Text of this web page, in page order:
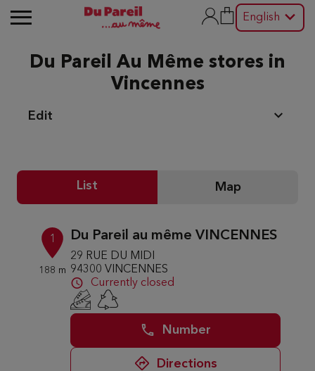
English
Du Pareil Au Même stores in
Vincennes
Edit
List Map
1
188 m
Du Pareil au même VINCENNES
29 RUE DU MIDI
94300 VINCENNES
Currently closed
Number
Directions